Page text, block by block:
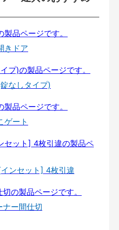
きドア
なしタイプ)
ゲート
ンセット] 4枚引違
ナー間仕切